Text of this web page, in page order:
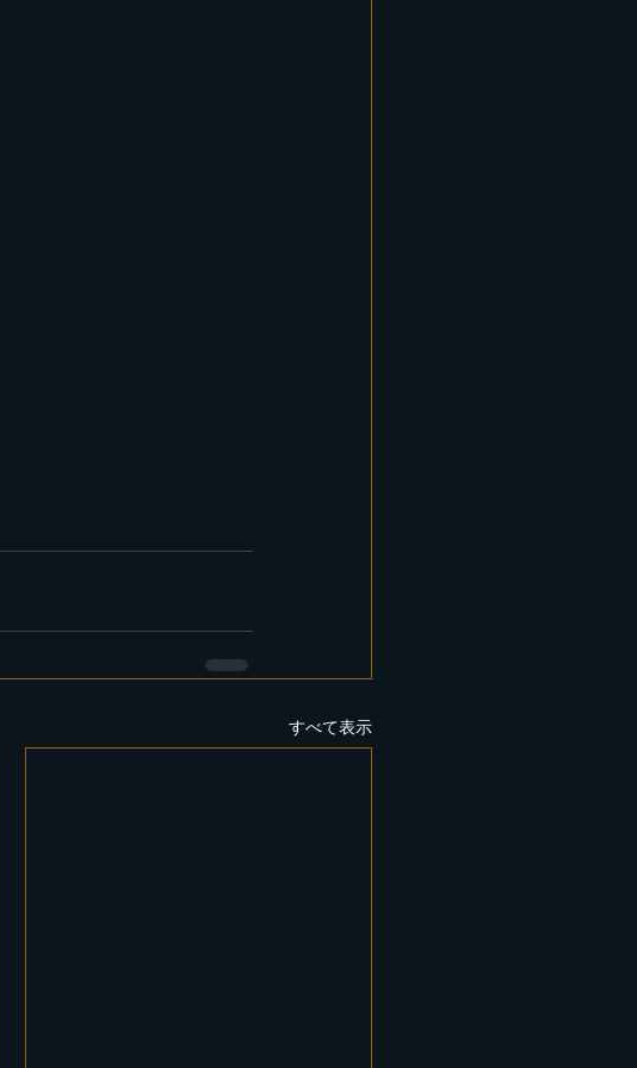
すべて表示